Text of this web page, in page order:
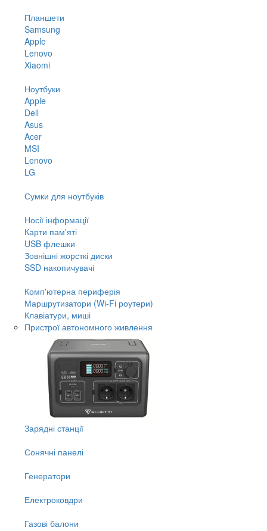
Планшети
Samsung
Apple
Lenovo
Xiaomi
Ноутбуки
Apple
Dell
Asus
Acer
MSI
Lenovo
LG
Сумки для ноутбуків
Носії інформації
Карти пам'яті
USB флешки
Зовнішні жорсткі диски
SSD накопичувачі
Комп'ютерна периферія
Маршрутизатори (Wi-Fi роутери)
Клавіатури, миші
Пристрої автономного живлення
Зарядні станції
Сонячні панелі
Генератори
Електроковдри
Газові балони